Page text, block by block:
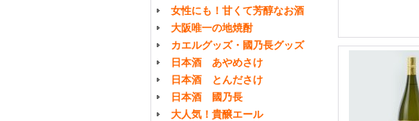
女性にも！甘くて芳醇なお酒
大阪唯一の地焼酎
カエルグッズ・國乃長グッズ
日本酒 あやめさけ
日本酒 とんださけ
日本酒 國乃長
大人気！貴醸エール